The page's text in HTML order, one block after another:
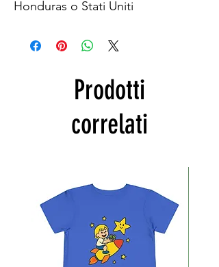
Honduras o Stati Uniti
Prodotti
correlati